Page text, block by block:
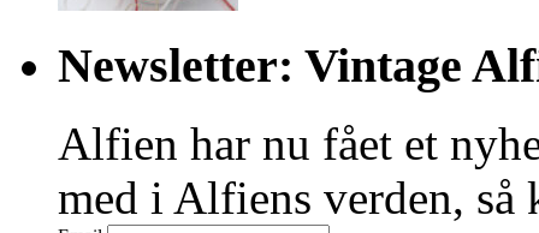
Newsletter: Vintage
Alfien har nu fået et
med i Alfiens verden,